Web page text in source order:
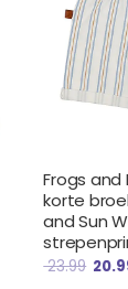
Frogs and
korte
and Sun
23.99